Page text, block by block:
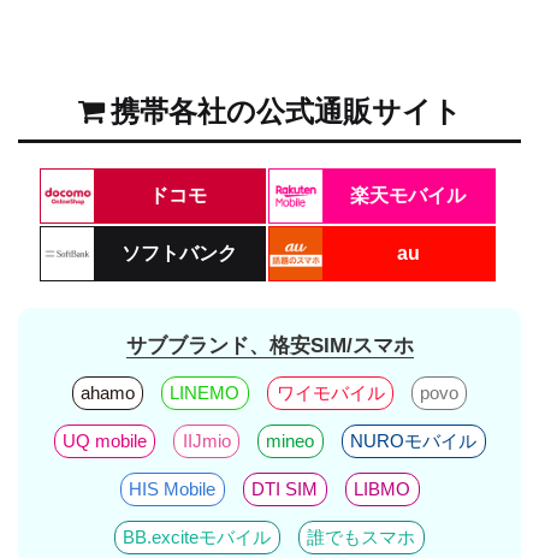
携帯各社の公式通販サイト
ドコモ 楽天モバイル
ソフトバンク au
サブブランド、格安SIM/スマホ
ahamo LINEMO ワイモバイル povo
UQ mobile IIJmio mineo NUROモバイル
HIS Mobile DTI SIM LIBMO
BB.exciteモバイル 誰でもスマホ